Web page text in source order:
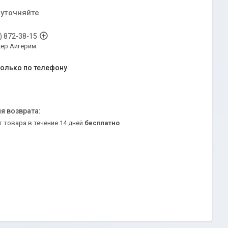
872-38-15
Айгерим
по телефону
товара в течение 14 дней бесплатно